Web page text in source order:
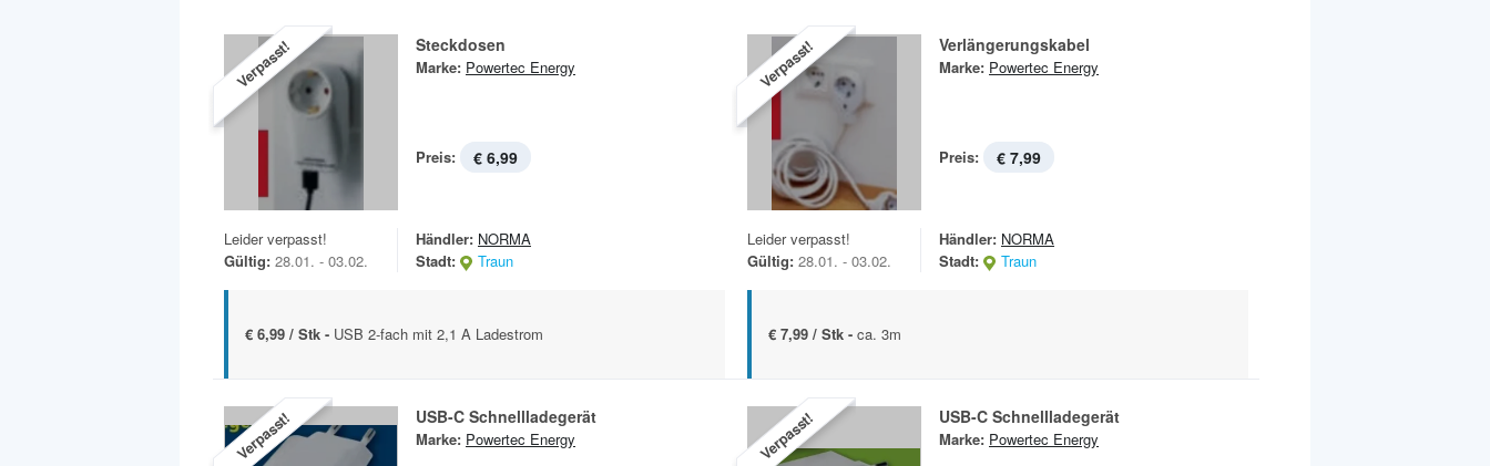
Verpasst! Steckdosen
Marke: Powertec Energy
Preis: € 6,99
Leider verpasst!
Gültig: 28.01. - 03.02.
Händler: NORMA
Stadt:
Traun
€ 6,99 / Stk - USB 2-fach mit 2,1 A Ladestrom
Verpasst! Verlängerungskabel
Marke: Powertec Energy
Preis: € 7,99
Leider verpasst!
Gültig: 28.01. - 03.02.
Händler: NORMA
Stadt:
Traun
€ 7,99 / Stk - ca. 3m
Verpasst! USB-C Schnellladegerät
Marke: Powertec Energy Verpasst! USB-C Schnellladegerät
Marke: Powertec Energy